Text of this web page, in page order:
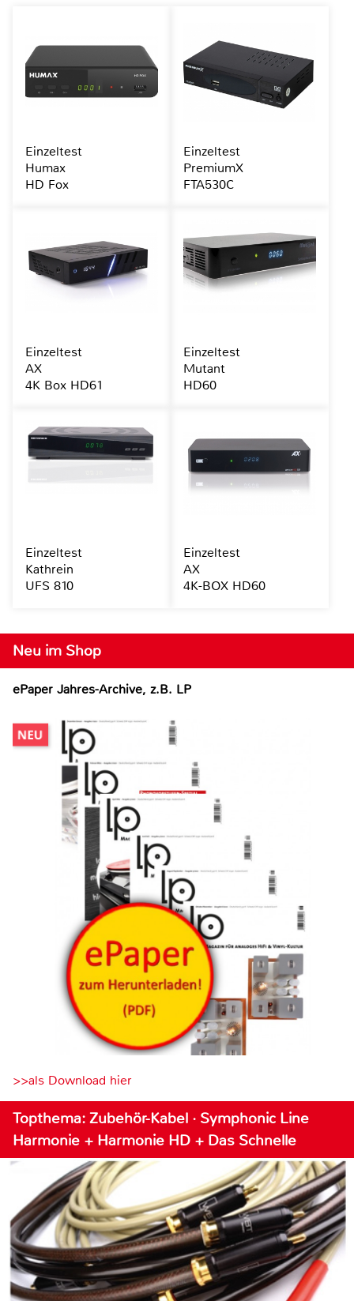
Neu im Shop
ePaper Jahres-Archive, z.B. LP
>>als Download hier
Topthema: Zubehör-Kabel · Symphonic Line
Harmonie + Harmonie HD + Das Schnelle
Einzeltest
Humax
HD Fox
Einzeltest
PremiumX
FTA530C
Einzeltest
AX
4K Box HD61
Einzeltest
Mutant
HD60
Einzeltest
Kathrein
UFS 810
Einzeltest
AX
4K-BOX HD60